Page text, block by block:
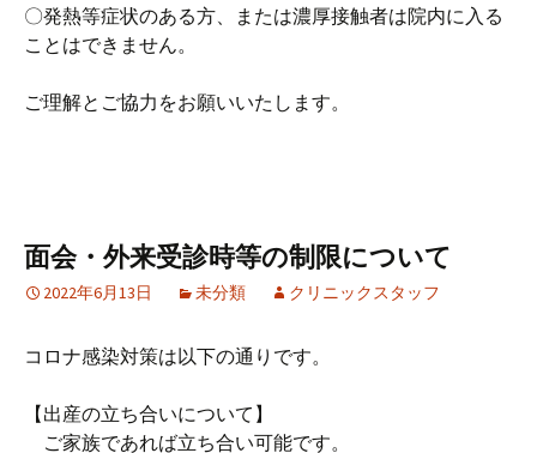
〇発熱等症状のある方、または濃厚接触者は院内に入る
ことはできません。
ご理解とご協力をお願いいたします。
面会・外来受診時等の制限について
2022年6月13日 未分類 クリニックスタッフ
コロナ感染対策は以下の通りです。
【出産の立ち合いについて】
ご家族であれば立ち合い可能です。